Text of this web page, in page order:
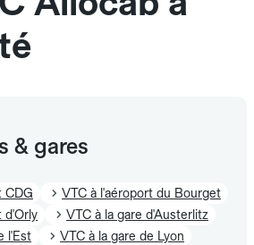
& gares
CDG
VTC à l'aéroport du Bourget
d'Orly
VTC à la gare d'Austerlitz
l'Est
VTC à la gare de Lyon